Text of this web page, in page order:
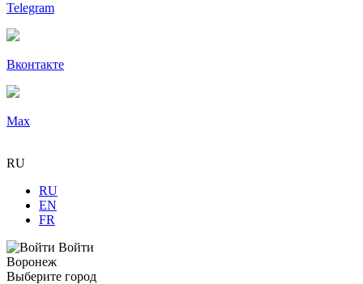
Telegram
Вконтакте
Max
RU
RU
EN
FR
Войти
Воронеж
Выберите город